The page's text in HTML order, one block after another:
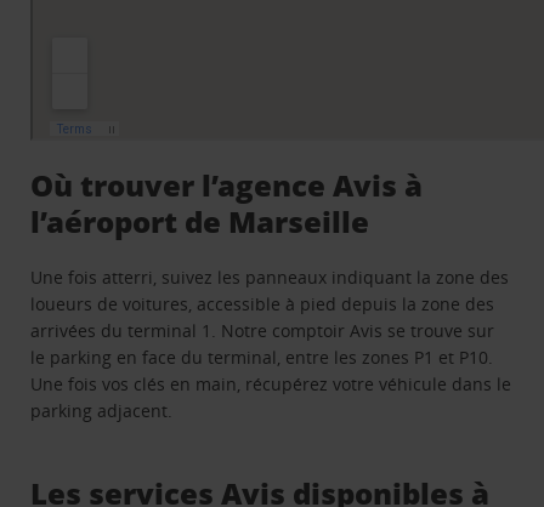
Où trouver l’agence Avis à
l’aéroport de Marseille
Une fois atterri, suivez les panneaux indiquant la zone des
loueurs de voitures, accessible à pied depuis la zone des
arrivées du terminal 1. Notre comptoir Avis se trouve sur
le parking en face du terminal, entre les zones P1 et P10.
Une fois vos clés en main, récupérez votre véhicule dans le
parking adjacent.
Les services Avis disponibles à